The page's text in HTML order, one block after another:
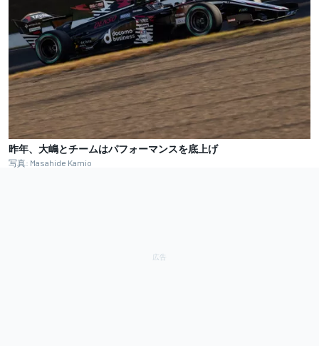
昨年、大嶋とチームはパフォーマンスを底上げ
写真: Masahide Kamio